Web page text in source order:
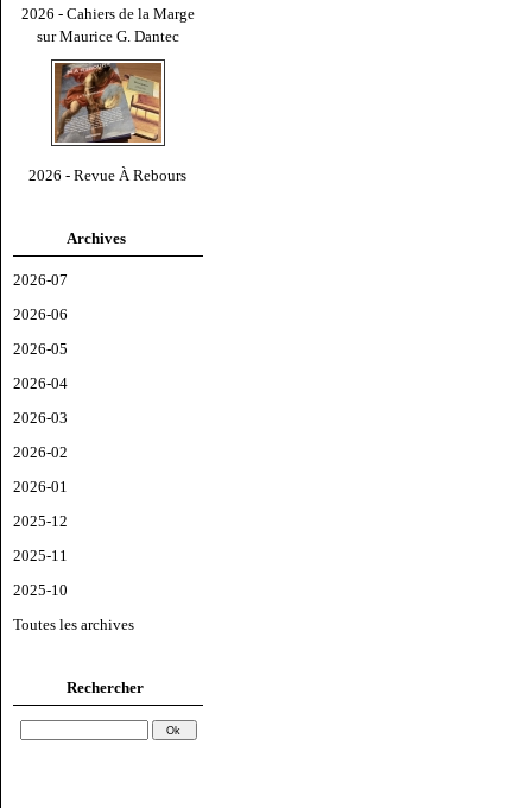
2026 - Cahiers de la Marge
sur Maurice G. Dantec
2026 - Revue À Rebours
Archives
2026-07
2026-06
2026-05
2026-04
2026-03
2026-02
2026-01
2025-12
2025-11
2025-10
Toutes les archives
Rechercher